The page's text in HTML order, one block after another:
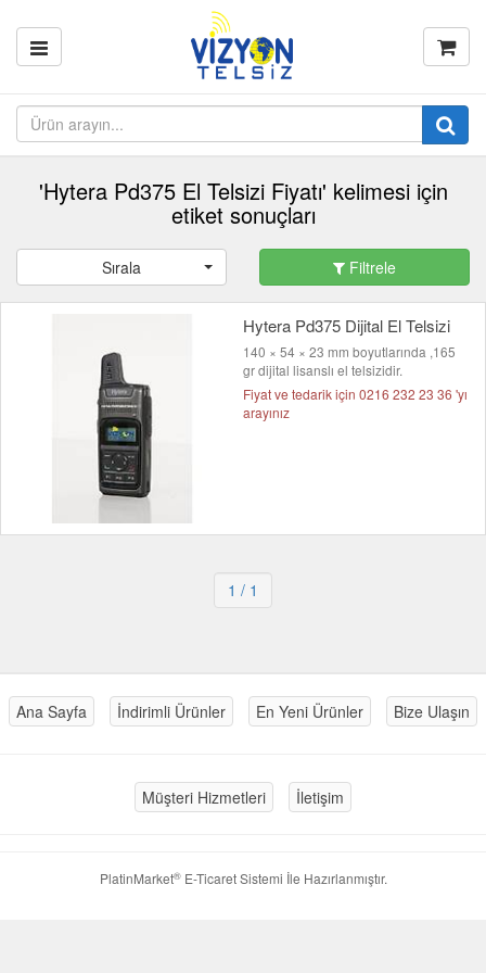
'Hytera Pd375 El Telsizi Fiyatı' kelimesi için
etiket sonuçları
Sırala Filtrele
Hytera Pd375 Dijital El Telsizi
140 × 54 × 23 mm boyutlarında ,165
gr dijital lisanslı el telsizidir.
Fiyat ve tedarik için 0216 232 23 36 'yı
arayınız
1 / 1
Ana Sayfa İndirimli Ürünler En Yeni Ürünler Bize Ulaşın
Müşteri Hizmetleri İletişim
PlatinMarket®E-Ticaret Sistemi İle Hazırlanmıştır.